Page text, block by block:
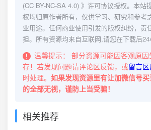
(CC BY-NC-SA 4.0) 》许可协议授权。本站
权均归原作者所有，仅供学习、研究和参考
业用途。任何商业使用引发的版权纠纷，责
担。所有资源均来自互联网,请您在下载后24
温馨提示：
部分资源可能因客观原
存！若发现问题请评论区反馈，或留言
时处理。 如果发现资源里有让加微信号
的全部无视，谨防上当受骗！
相关推荐